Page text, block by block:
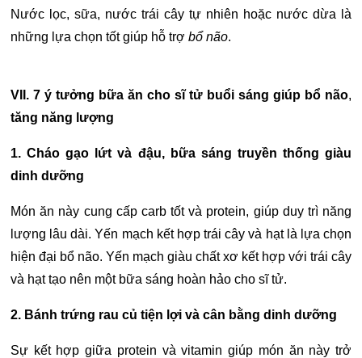
Nước lọc, sữa, nước trái cây tự nhiên hoặc nước dừa là
những lựa chọn tốt giúp hỗ trợ bổ não.
VII. 7 ý tưởng bữa ăn cho sĩ tử buổi sáng giúp bổ não,
tăng năng lượng
1. Cháo gạo lứt và đậu, bữa sáng truyền thống giàu
dinh dưỡng
Món ăn này cung cấp carb tốt và protein, giúp duy trì năng
lượng lâu dài.Yến mạch kết hợp trái cây và hạt là lựa chọn
hiện đại bổ não. Yến mạch giàu chất xơ kết hợp với trái cây
và hạt tạo nên một bữa sáng hoàn hảo cho sĩ tử.
2. Bánh trứng rau củ tiện lợi và cân bằng dinh dưỡng
Sự kết hợp giữa protein và vitamin giúp món ăn này trở